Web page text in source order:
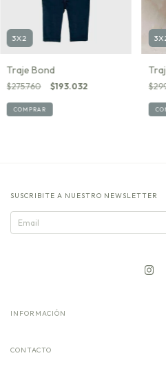
3X2
Traje Bond
$275.760 $193.032
COMPRAR
SUSCRIBITE A NUESTRO NEWSLETTER
INFORMACIÓN
CONTACTO